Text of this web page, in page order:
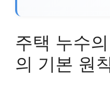
주택 누수
의 기본 원